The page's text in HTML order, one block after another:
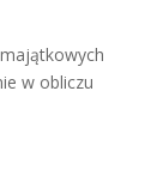
w obliczu